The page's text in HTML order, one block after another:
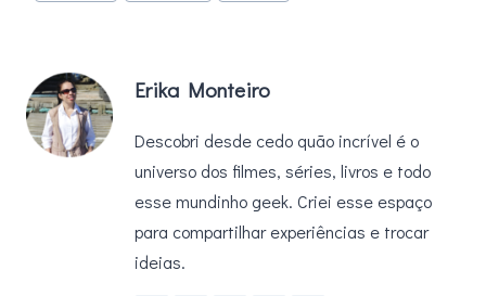
Erika Monteiro
Descobri desde cedo quão incrível é o
universo dos filmes, séries, livros e todo
esse mundinho geek. Criei esse espaço
para compartilhar experiências e trocar
ideias.